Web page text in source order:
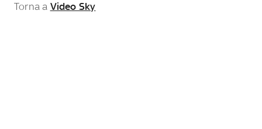
Torna a Video Sky